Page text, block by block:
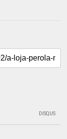
DISQUS